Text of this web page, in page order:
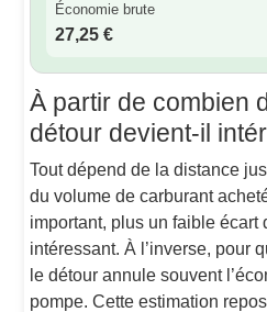
Économie brute
27,25 €
À partir de combien
détour devient-il
Tout dépend de la distance
du volume de carburant
important, plus un faible écart
intéressant. À l’inverse, pour
le détour annule souvent
pompe. Cette estimation